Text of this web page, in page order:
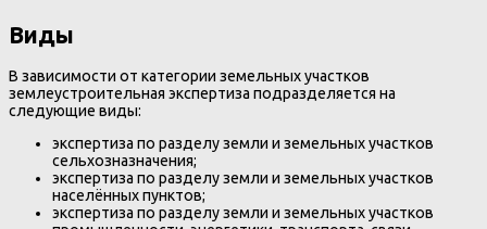
Виды
В зависимости от категории земельных участков
землеустроительная экспертиза подразделяется на
следующие виды:
экспертиза по разделу земли и земельных участков
сельхозназначения;
экспертиза по разделу земли и земельных участков
населённых пунктов;
экспертиза по разделу земли и земельных участков